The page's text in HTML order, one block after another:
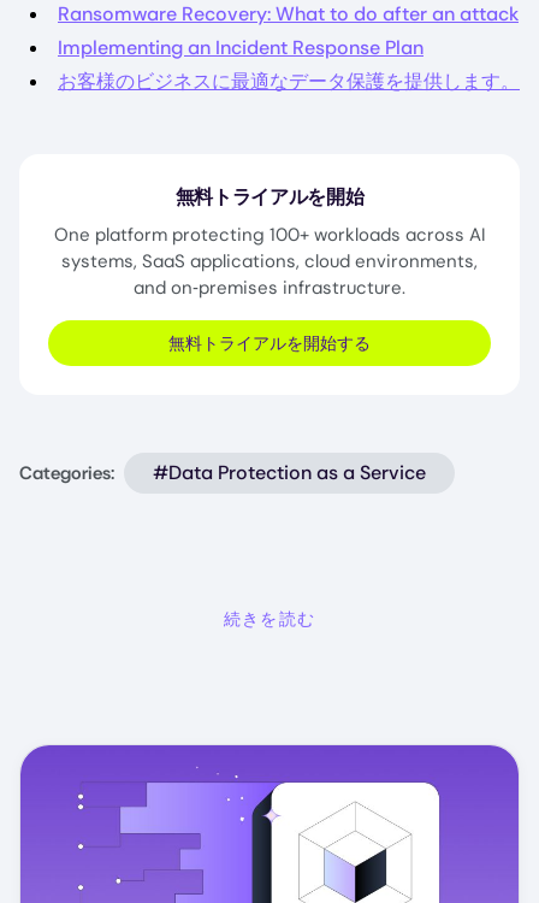
Ransomware Recovery: What to do after an attack
Implementing an Incident Response Plan
お客様のビジネスに最適なデータ保護を提供します。
無料トライアルを開始
One platform protecting 100+ workloads across AI
systems, SaaS applications, cloud environments,
and on‑premises infrastructure.
無料トライアルを開始する
Categories: #Data Protection as a Service
続きを読む